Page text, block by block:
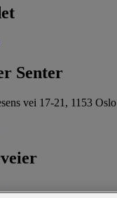
Senter
vei 17-21, 1153 Oslo